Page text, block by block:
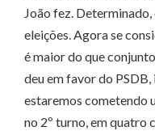
João fez.
eleições. Agora se
é maior do que
deu em favor do
estaremos cometendo
no 2º turno, em quatro